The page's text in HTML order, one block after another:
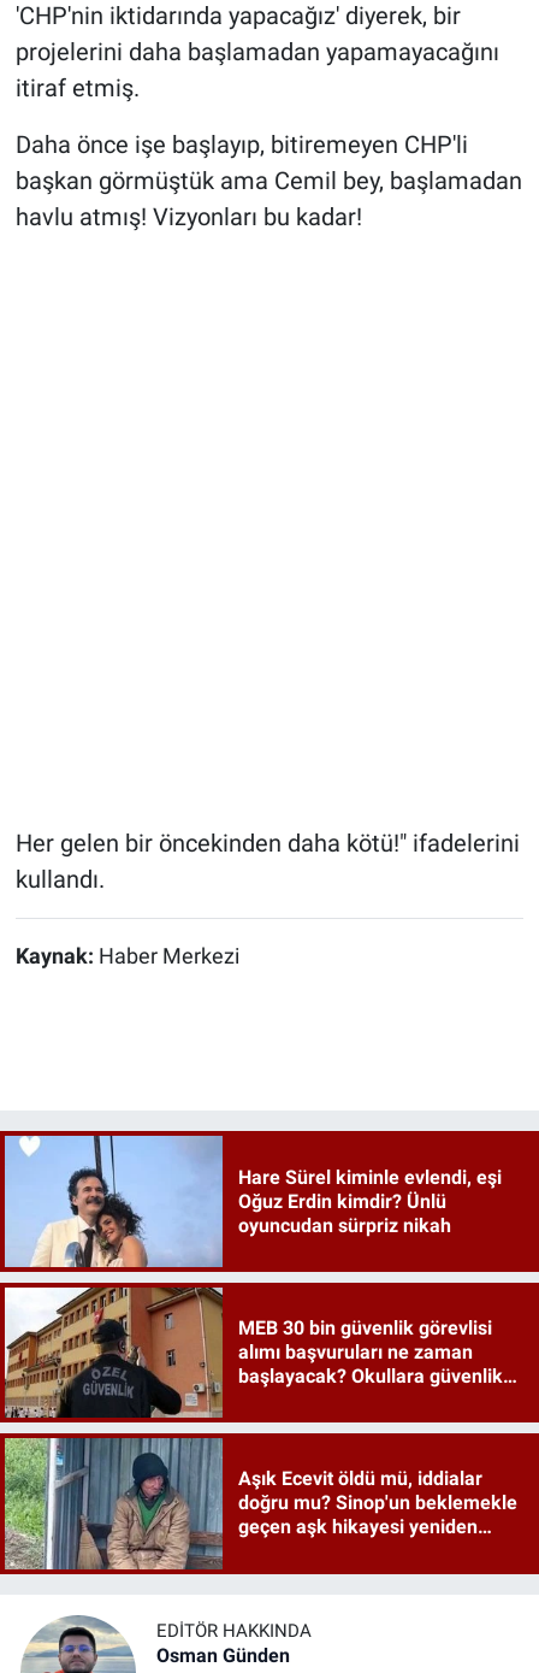
'CHP'nin iktidarında yapacağız' diyerek, bir
projelerini daha başlamadan yapamayacağını
itiraf etmiş.
Daha önce işe başlayıp, bitiremeyen CHP'li
başkan görmüştük ama Cemil bey, başlamadan
havlu atmış! Vizyonları bu kadar!
Her gelen bir öncekinden daha kötü!" ifadelerini
kullandı.
Kaynak: Haber Merkezi
Hare Sürel kiminle evlendi, eşi
Oğuz Erdin kimdir? Ünlü
oyuncudan sürpriz nikah
MEB 30 bin güvenlik görevlisi
alımı başvuruları ne zaman
başlayacak? Okullara güvenlik
Aşık Ecevit öldü mü, iddialar
doğru mu? Sinop'un beklemekle
geçen aşk hikayesi yeniden
EDITÖR HAKKINDA
Osman Günden